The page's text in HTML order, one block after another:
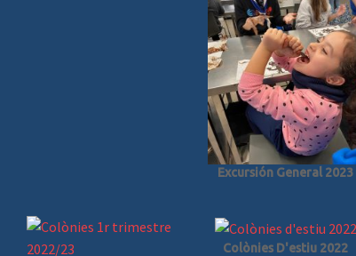
Excursión General 2023
Colònies D'estiu 2022